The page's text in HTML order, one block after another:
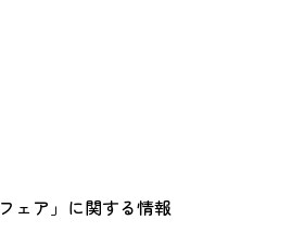
ェア」に関する情報